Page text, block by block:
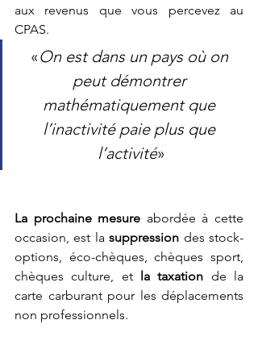
aux revenus que vous percevez au
CPAS.
«On est dans un pays où on
peut démontrer
mathématiquement que
l’inactivité paie plus que
l’activité»
La prochaine mesure abordée à cette
occasion, est la suppression des stock-
options, éco-chèques, chèques sport,
chèques culture, et la taxation de la
carte carburant pour les déplacements
non professionnels.